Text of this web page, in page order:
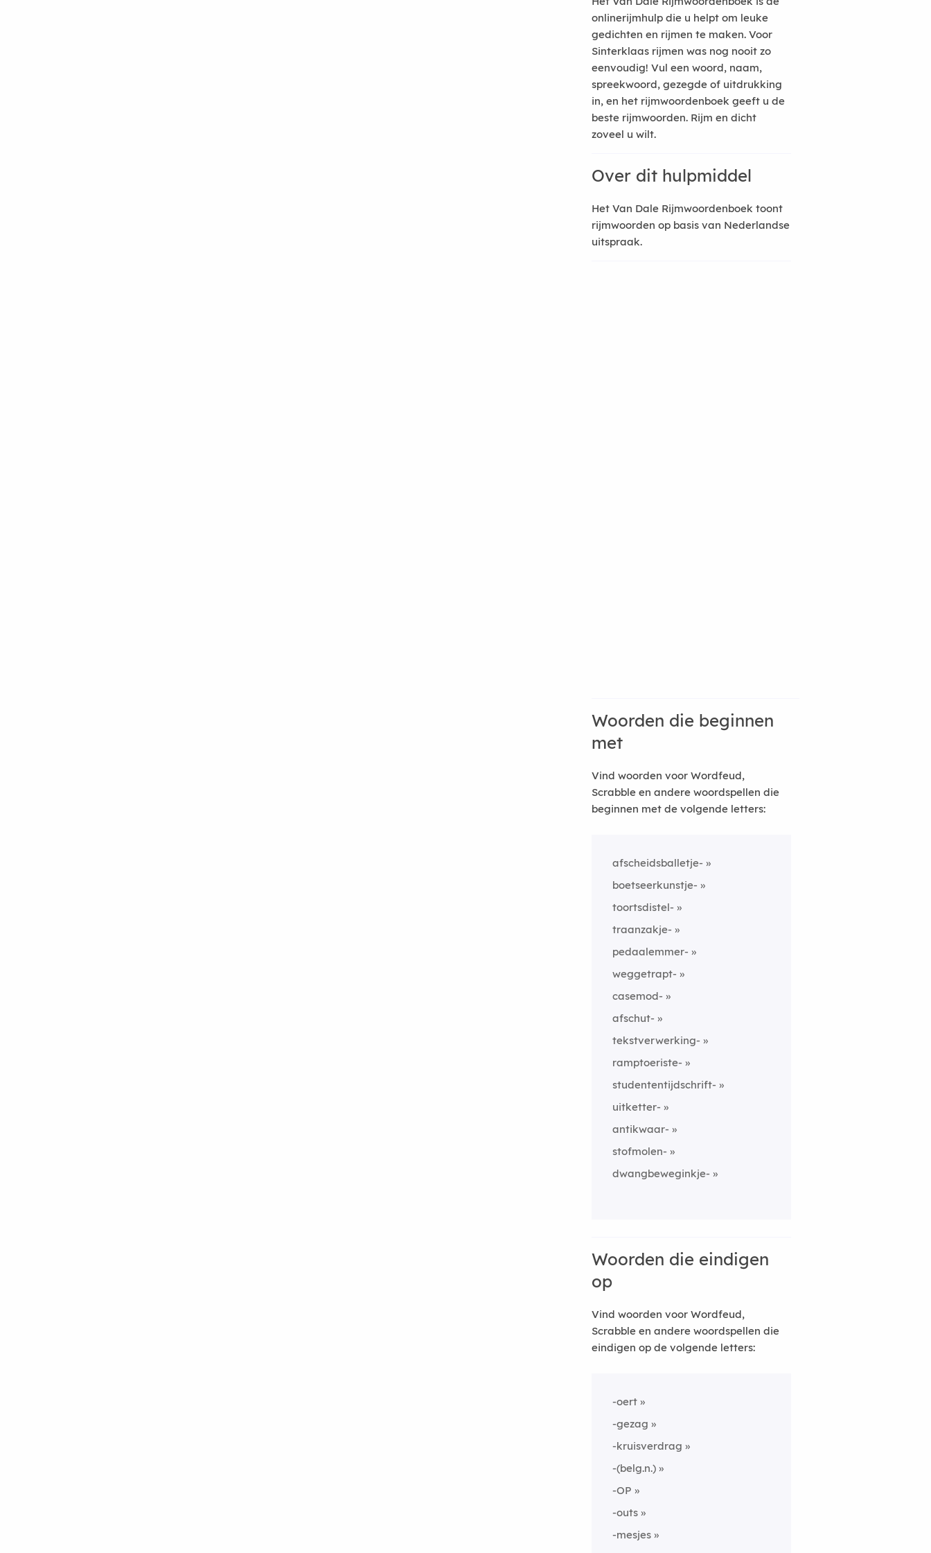
onlinerijmhulp die u helpt om leuke
gedichten en rijmen te maken. Voor
Sinterklaas rijmen was nog nooit zo
eenvoudig! Vul een woord, naam,
spreekwoord, gezegde of uitdrukking
in, en het rijmwoordenboek geeft u de
beste rijmwoorden. Rijm en dicht
zoveel u wilt.
Over dit hulpmiddel
Het Van Dale Rijmwoordenboek toont
rijmwoorden op basis van Nederlandse
uitspraak.
Woorden die beginnen
met
Vind woorden voor Wordfeud,
Scrabble en andere woordspellen die
beginnen met de volgende letters:
afscheidsballetje-
boetseerkunstje-
toortsdistel-
traanzakje-
pedaalemmer-
weggetrapt-
casemod-
afschut-
tekstverwerking-
ramptoeriste-
studententijdschrift-
uitketter-
antikwaar-
stofmolen-
dwangbeweginkje-
Woorden die eindigen
op
Vind woorden voor Wordfeud,
Scrabble en andere woordspellen die
eindigen op de volgende letters:
-oert
-gezag
-kruisverdrag
-(belg.n.)
-OP
-outs
-mesjes